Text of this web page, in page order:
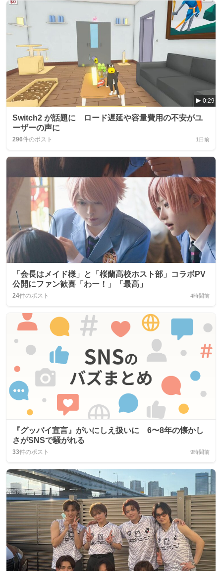
0:29
Switch2 が話題に ロード遅延や容量費用の不安がユ
ーザーの声に
296件のポスト 1日前
「会長はメイド様」と「桜蘭高校ホスト部」コラボPV
公開にファン歓喜「わー！」「最高」
24件のポスト 4時間前
『グッバイ宣言』がいにしえ扱いに 6〜8年の懐かし
さがSNSで騒がれる
33件のポスト 9時間前